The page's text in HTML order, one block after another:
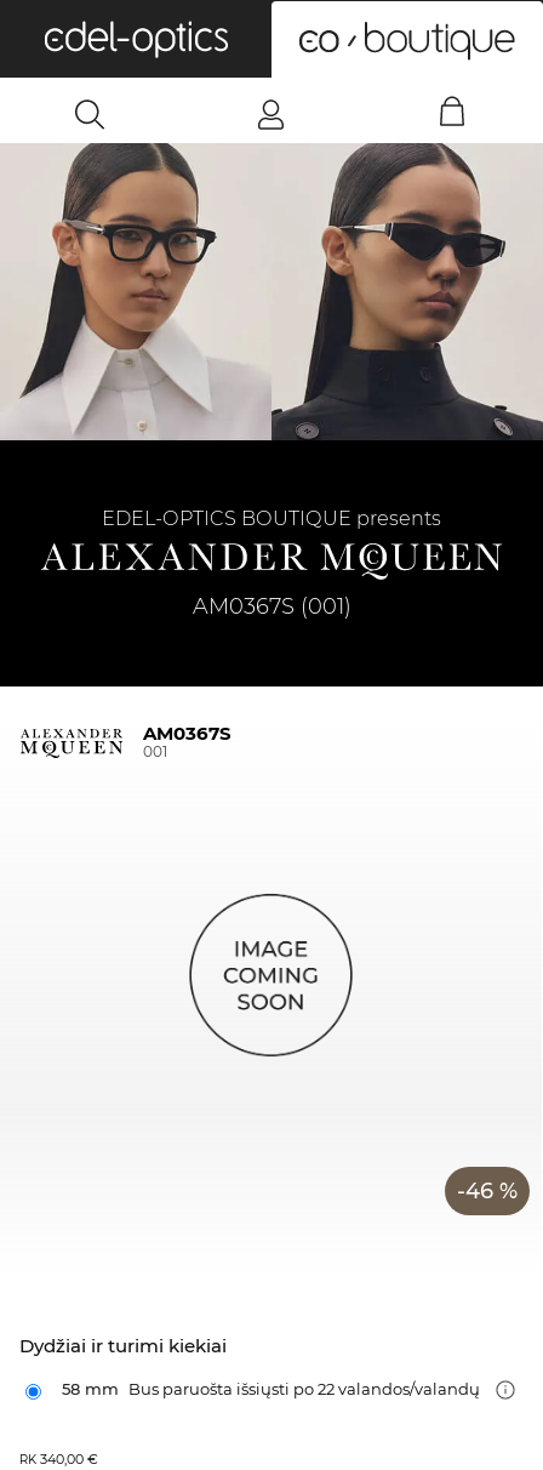
AM0367S (001)
EDEL-OPTICS BOUTIQUE presents
AM0367S
001
-46 %
Dydžiai ir turimi kiekiai
58 mm Bus paruošta išsiųsti po 22 valandos/valandų
RK 340,00 €